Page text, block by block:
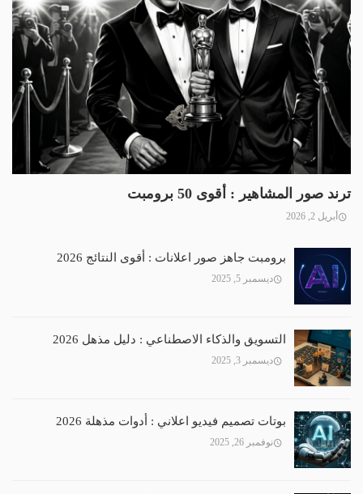
ترند صور المشاهير : أقوى 50 برومبت
أبريل 2, 2026
برومبت جاهز صور اعلانات : أقوى النتائج 2026
ديسمبر 5, 2025
التسويق والذكاء الاصطناعي : دليل مذهل 2026
ديسمبر 3, 2025
بوتات تصميم فيديو اعلاني : أدوات مذهلة 2026
نوفمبر 26, 2025